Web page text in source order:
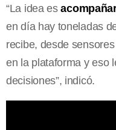
“La idea es
en día hay toneladas
recibe, desde
en la plataforma y eso
decisiones”, indicó.